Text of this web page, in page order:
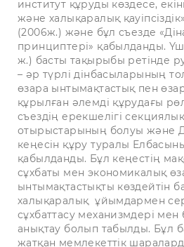
институт құруды көздесе,
және халықаралық
(2006ж.) және бұл съезде
принциптері» қабылданды.
ж.) басты тақырыбы ретінде
– әр түрлі дінбасыларының
өзара ынтымақтастық пен
құрылған әлемді құрудағы
съездің ерекшелігі
отырыстарының болуы және
кеңесін құру туралы
қабылданды. Бұл кеңестің
сұхбаты мен экономикалық
ынтымақтастықты көздейтін
халықаралық ұйымдармен
сұхбаттасу механизмдері
анықтау болып табылды. Бұл
жатқан мемлекеттік